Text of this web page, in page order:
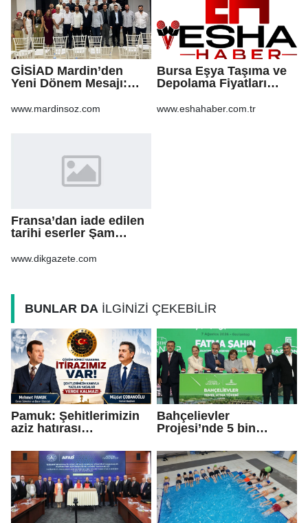
GİSİAD Mardin’den
Yeni Dönem Mesajı:
Daha Çok Üretim
www.mardinsoz.com
Bursa Eşya Taşıma ve
Depolama Fiyatları
İçin Bilinmesi
www.eshahaber.com.tr
Fransa’dan iade edilen
tarihi eserler Şam
www.dikgazete.com
BUNLAR DA İLGİNİZİ ÇEKEBİLİR
Pamuk: Şehitlerimizin
aziz hatırası
gazilerimizin
fedakârlıkları
gölgelenmesin
Bahçelievler
Projesi’nde 5 bin